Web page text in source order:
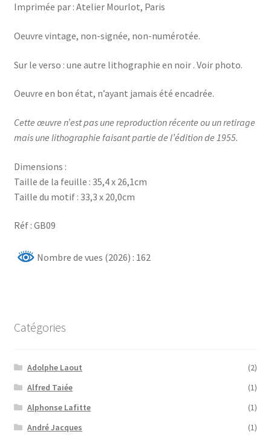
Imprimée par : Atelier Mourlot, Paris
Oeuvre vintage, non-signée, non-numérotée.
Sur le verso : une autre lithographie en noir . Voir photo.
Oeuvre en bon état, n’ayant jamais été encadrée.
Cette œuvre n’est pas une reproduction récente ou un retirage
mais une lithographie faisant partie de l’édition de 1955.
Dimensions :
Taille de la feuille : 35,4 x 26,1cm
Taille du motif : 33,3 x 20,0cm
Réf : GB09
Nombre de vues (2026) : 162
Catégories
Adolphe Laout
(2)
Alfred Taiée
(1)
Alphonse Lafitte
(1)
André Jacques
(1)